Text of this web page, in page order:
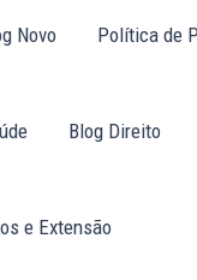
Novo Política de
Blog Direito
e Extensão